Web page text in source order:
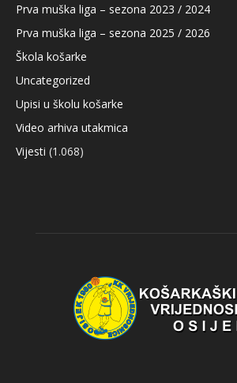
Prva muška liga – sezona 2023 / 2024
Prva muška liga – sezona 2025 / 2026
Škola košarke
Uncategorized
Upisi u školu košarke
Video arhiva utakmica
Vijesti (1.068)